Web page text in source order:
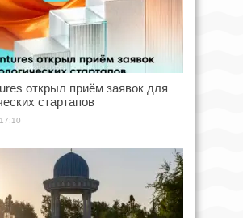
открыл приём заявок для
стартапов